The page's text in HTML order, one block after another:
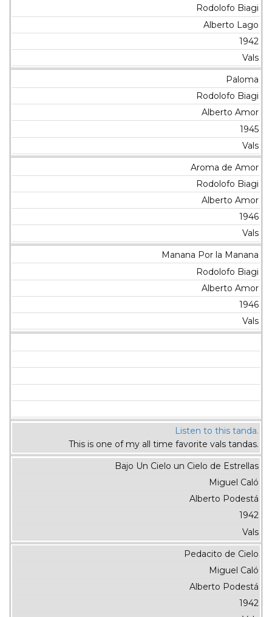
Rodolofo Biagi
Alberto Lago
1942
Vals
Paloma
Rodolofo Biagi
Alberto Amor
1945
Vals
Aroma de Amor
Rodolofo Biagi
Alberto Amor
1946
Vals
Manana Por la Manana
Rodolofo Biagi
Alberto Amor
1946
Vals
Listen to this tanda.
This is one of my all time favorite vals tandas.
Bajo Un Cielo un Cielo de Estrellas
Miguel Caló
Alberto Podestá
1942
Vals
Pedacito de Cielo
Miguel Caló
Alberto Podestá
1942